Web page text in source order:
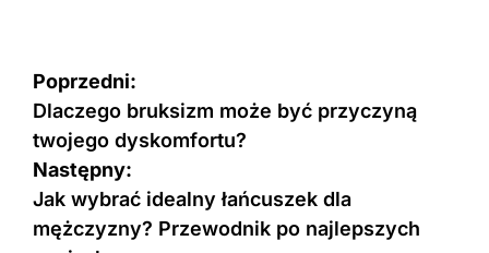
Nawigacja
wpisu
Poprzedni:
Dlaczego bruksizm może być przyczyną
twojego dyskomfortu?
Następny:
Jak wybrać idealny łańcuszek dla
mężczyzny? Przewodnik po najlepszych